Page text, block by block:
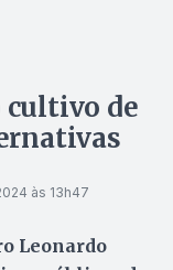
cultivo de
às 13h47
Leonardo